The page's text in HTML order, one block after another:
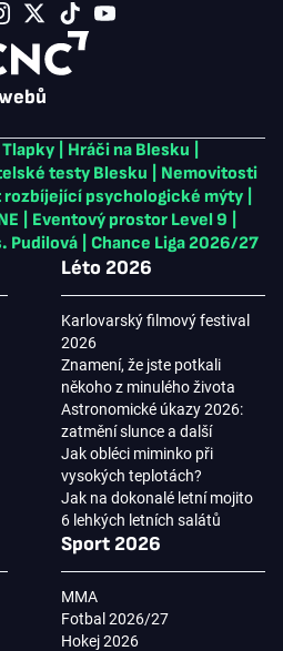
Hráči na Blesku
testy Blesku
Nemovitosti
rozbíjející psychologické mýty
Eventový prostor Level 9
Pudilová
Chance Liga 2026/27
Léto 2026
Karlovarský filmový festival
2026
Znamení, že jste potkali
někoho z minulého života
Astronomické úkazy 2026:
zatmění slunce a další
Jak obléci miminko při
vysokých teplotách?
Jak na dokonalé letní mojito
6 lehkých letních salátů
Sport 2026
MMA
Fotbal 2026/27
Hokej 2026